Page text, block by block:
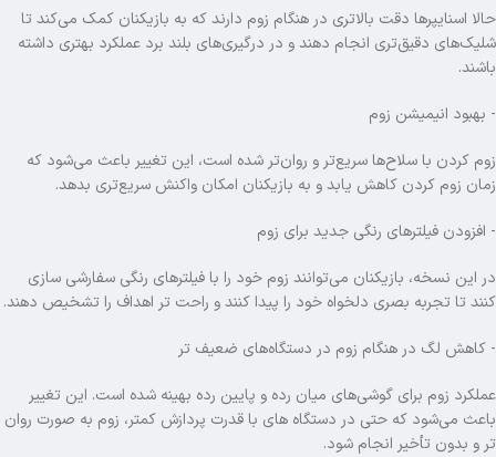
حالا اسنایپرها دقت بالاتری در هنگام زوم دارند که به بازیکنان کمک می‌کند تا
شلیک‌های دقیق‌تری انجام دهند و در درگیری‌های بلند برد عملکرد بهتری داشته
باشند.
- بهبود انیمیشن زوم
زوم کردن با سلاح‌ها سریع‌تر و روان‌تر شده است، این تغییر باعث می‌شود که
زمان زوم کردن کاهش یابد و به بازیکنان امکان واکنش سریع‌تری بدهد.
- افزودن فیلترهای رنگی جدید برای زوم
در این نسخه، بازیکنان می‌توانند زوم خود را با فیلترهای رنگی سفارشی‌ سازی
کنند تا تجربه بصری دلخواه خود را پیدا کنند و راحت تر اهداف را تشخیص دهند.
- کاهش لگ در هنگام زوم در دستگاه‌های ضعیف تر
عملکرد زوم برای گوشی‌های میان‌ رده و پایین‌ رده بهینه شده است. این تغییر
باعث می‌شود که حتی در دستگاه های با قدرت پردازش کمتر، زوم به‌ صورت روان
تر و بدون تأخیر انجام شود.